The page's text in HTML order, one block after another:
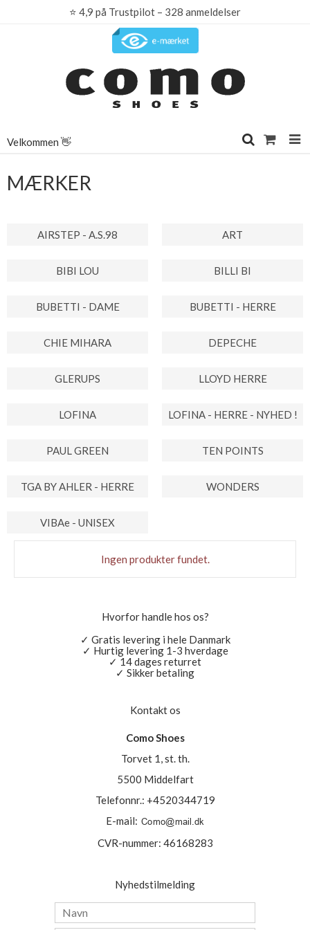
⭐ 4,9 på Trustpilot – 328 anmeldelser
Velkommen 👋
MÆRKER
AIRSTEP - A.S.98 ART
BIBI LOU BILLI BI
BUBETTI - DAME BUBETTI - HERRE
CHIE MIHARA DEPECHE
GLERUPS LLOYD HERRE
LOFINA LOFINA - HERRE - NYHED !
PAUL GREEN TEN POINTS
TGA BY AHLER - HERRE WONDERS
VIBAe - UNISEX
Ingen produkter fundet.
Hvorfor handle hos os?
✓ Gratis levering i hele Danmark
✓ Hurtig levering 1-3 hverdage
✓ 14 dages returret
✓ Sikker betaling
Kontakt os
Como Shoes
Torvet 1, st. th.
5500 Middelfart
Telefonnr.: +4520344719
E-mail:
CVR-nummer: 46168283
Nyhedstilmelding